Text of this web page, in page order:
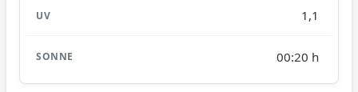
1,1
00:20 h